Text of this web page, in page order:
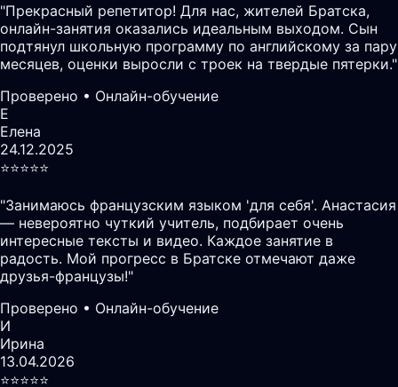
"Прекрасный репетитор! Для нас, жителей Братска,
онлайн-занятия оказались идеальным выходом. Сын
подтянул школьную программу по английскому за пару
месяцев, оценки выросли с троек на твердые пятерки."
Проверено • Онлайн-обучение
Е
Елена
24.12.2025
⭐️⭐️⭐️⭐️⭐️
"Занимаюсь французским языком 'для себя'. Анастасия
— невероятно чуткий учитель, подбирает очень
интересные тексты и видео. Каждое занятие в
радость. Мой прогресс в Братске отмечают даже
друзья-французы!"
Проверено • Онлайн-обучение
И
Ирина
13.04.2026
⭐️⭐️⭐️⭐️⭐️